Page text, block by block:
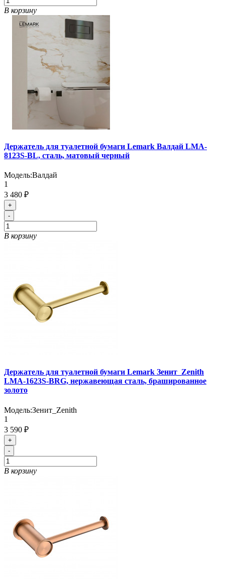
В корзину
Держатель для туалетной бумаги Lemark Валдай LMA-
8123S-BL, сталь, матовый черный
Модель:Валдай
1
3 480 ₽
+
-
В корзину
Держатель для туалетной бумаги Lemark Зенит_Zenith
LMA-1623S-BRG, нержавеющая сталь, брашированное
золото
Модель:Зенит_Zenith
1
3 590 ₽
+
-
В корзину